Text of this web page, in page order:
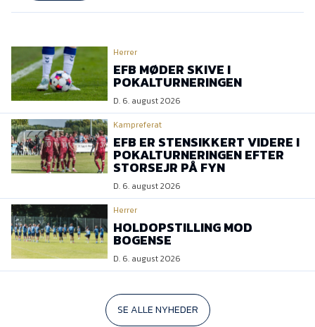
Herrer
EFB MØDER SKIVE I
POKALTURNERINGEN
D. 6. august 2026
Kampreferat
EFB ER STENSIKKERT VIDERE I
POKALTURNERINGEN EFTER
STORSEJR PÅ FYN
D. 6. august 2026
Herrer
HOLDOPSTILLING MOD
BOGENSE
D. 6. august 2026
SE ALLE NYHEDER